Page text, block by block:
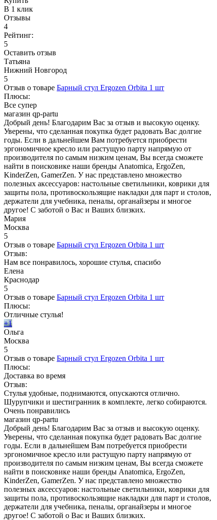
В 1 клик
Отзывы
4
Рейтинг:
5
Оставить отзыв
Татьяна
Нижний Новгород
5
Отзыв о товаре Барный стул Ergozen Orbita 1 шт
Плюсы:
Все супер
магазин qp-partu
Добрый день! Благодарим Вас за отзыв и высокую оценку.
Уверены, что сделанная покупка будет радовать Вас долгие
годы. Если в дальнейшем Вам потребуется приобрести
эргономичное кресло или растущую парту напрямую от
производителя по самым низким ценам, Вы всегда сможете
найти в поисковике наши бренды Anatomica, ErgoZen,
KinderZen, GamerZen. У нас представлено множество
полезных аксессуаров: настольные светильники, коврики для
защиты пола, противоскользящие накладки для парт и столов,
держатели для учебника, пеналы, органайзеры и многое
другое! С заботой о Вас и Ваших близких.
Мария
Москва
5
Отзыв о товаре Барный стул Ergozen Orbita 1 шт
Отзыв:
Нам все понравилось, хорошие стулья, спасибо
Елена
Краснодар
5
Отзыв о товаре Барный стул Ergozen Orbita 1 шт
Плюсы:
Отличные стулья!
+1
Ольга
Москва
5
Отзыв о товаре Барный стул Ergozen Orbita 1 шт
Плюсы:
Доставка во время
Отзыв:
Стулья удобные, поднимаются, опускаются отлично.
Шурупчики и шестигранник в комплекте, легко собираются.
Очень понравились
магазин qp-partu
Добрый день! Благодарим Вас за отзыв и высокую оценку.
Уверены, что сделанная покупка будет радовать Вас долгие
годы. Если в дальнейшем Вам потребуется приобрести
эргономичное кресло или растущую парту напрямую от
производителя по самым низким ценам, Вы всегда сможете
найти в поисковике наши бренды Anatomica, ErgoZen,
KinderZen, GamerZen. У нас представлено множество
полезных аксессуаров: настольные светильники, коврики для
защиты пола, противоскользящие накладки для парт и столов,
держатели для учебника, пеналы, органайзеры и многое
другое! С заботой о Вас и Ваших близких.